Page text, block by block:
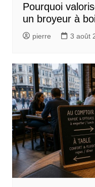
Pourquoi
un broyeur à
pierre 3 août